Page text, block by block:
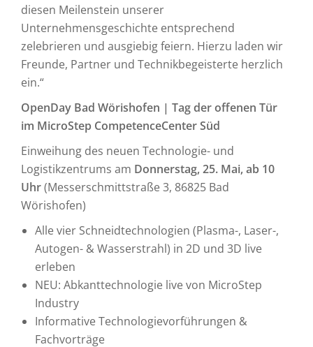
diesen Meilenstein unserer
Unternehmensgeschichte entsprechend
zelebrieren und ausgiebig feiern. Hierzu laden wir
Freunde, Partner und Technikbegeisterte herzlich
ein.“
OpenDay Bad Wörishofen | Tag der offenen Tür
im MicroStep CompetenceCenter Süd
Einweihung des neuen Technologie- und
Logistikzentrums am Donnerstag, 25. Mai, ab 10
Uhr(Messerschmittstraße 3, 86825 Bad
Wörishofen)
Alle vier Schneidtechnologien (Plasma-, Laser-,
Autogen- & Wasserstrahl) in 2D und 3D live
erleben
NEU: Abkanttechnologie live von MicroStep
Industry
Informative Technologievorführungen &
Fachvorträge